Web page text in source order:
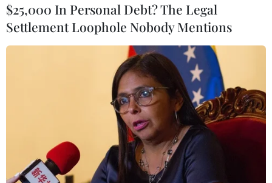
Nga chỉ trích phương Tây tuyên bố sai sự
thật về vấn đề Syria
Ngoại trưởng Nga đã chỉ trích những tuyên bố sai sự
thật của phương Tây về hành động của Nga tại Syria,
nhấn mạnh điều đó cản trở Moskva hỗ trợ Syria giải
quyết cuộc xung đột và tái thiết hòa bình.
$25,000 In Personal Debt? The Legal
Settlement Loophole Nobody Mentions